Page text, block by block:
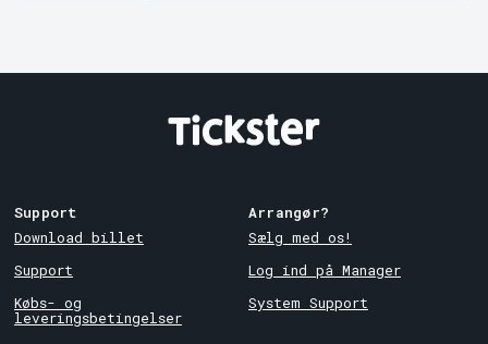
Support
Download billet
Support
Købs- og
leveringsbetingelser
Arrangør?
Sælg med os!
Log ind på Manager
System Support